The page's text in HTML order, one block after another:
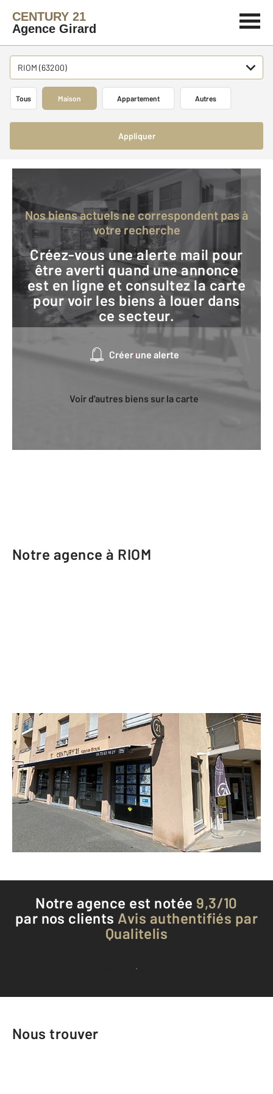
CENTURY 21
Agence Girard
RIOM (63200)
Tous Maison Appartement Autres
Appliquer
Nos biens actuels ne correspondent pas à
votre recherche
Créez-vous une alerte mail pour
être averti quand une annonce
est en ligne et consultez la carte
pour voir les biens à louer dans
ce secteur.
Créer une alerte
Voir d'autres biens sur la carte
Notre agence à RIOM
CENTURY 21 Agence Girard
7 bis boulevard de la Liberté
RIOM - 63200
Envoyer un message
Téléphoner à l'agence
Notre agence est notée 9,3/10
par nos clients Avis authentifiés par
Qualitelis
Voir tous les avis clients
Nous trouver